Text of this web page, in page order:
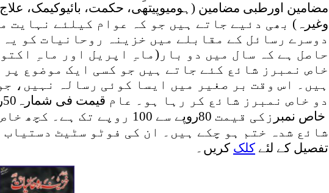
مضامین اورطبی مضامین (ہومیوپیتھی، حکمت، بائیوکیمک، علاج
وغیرہ) بھی دئیے جاتے ہیں جو کہ عوام کیلئے نہایت
دوسرے رسائل کے مقابلے میں خزینہ روحانیات کو یہ
حاصل ہے کہ سال میں دو بار(ماہِ اپریل اور ماہِ
خاص نمبرز شائع کئے جاتے ہیں جو کسی ایک موضوع پر
ہیں ۔
اس وقت بر صغیر میں ایسا کوئی رسالہ نہیں،
دو خاص نمبرز شائع کر رہا ہو۔ عام قیمت فی شمارہ50روپے۔
خاص نمبر زکی قیمت
سے 100 روپے تک ہے۔ کچھ
شائع شدہ ختم ہو چکے ہیں۔ ان کی فوٹو سٹیٹ دستیاب
تفصیل کے لئے کلک کریں۔